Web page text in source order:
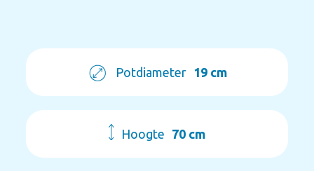
Potdiameter 19 cm
Hoogte 70 cm